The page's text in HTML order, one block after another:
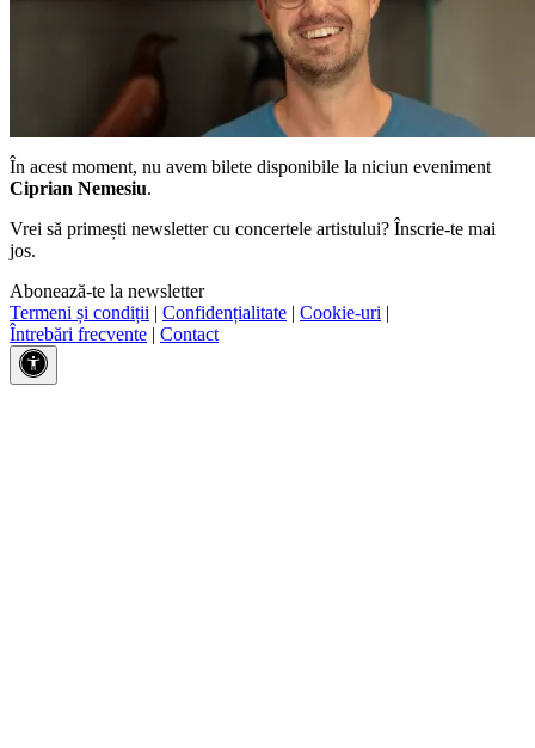
În acest moment, nu avem bilete disponibile la niciun eveniment
Ciprian Nemesiu.
Vrei să primești newsletter cu concertele artistului? Înscrie-te mai
jos.
Abonează-te la newsletter
Termeni și condiții | Confidențialitate | Cookie-uri |
Întrebări frecvente | Contact